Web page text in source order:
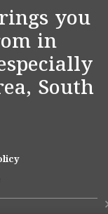
you
in
South